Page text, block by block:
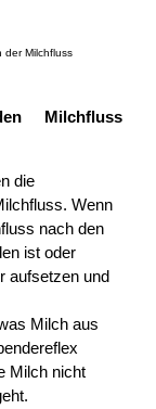
der Milchfluss
Milchfluss
die
Wenn
nach den
ist oder
aufsetzen und
Milch aus
Milch nicht